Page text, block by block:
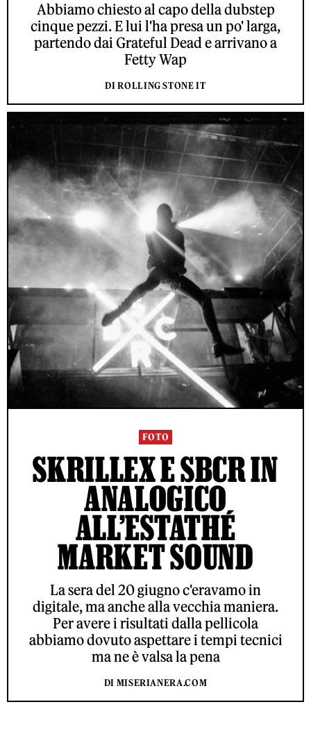
Abbiamo chiesto al capo della dubstep
cinque pezzi. E lui l'ha presa un po' larga,
partendo dai Grateful Dead e arrivano a
Fetty Wap
DI ROLLING STONE IT
FOTO
SKRILLEX E SBCR IN
ANALOGICO
ALL’ESTATHÉ
MARKET SOUND
La sera del 20 giugno c'eravamo in
digitale, ma anche alla vecchia maniera.
Per avere i risultati dalla pellicola
abbiamo dovuto aspettare i tempi tecnici
ma ne è valsa la pena
DI MISERIANERA.COM